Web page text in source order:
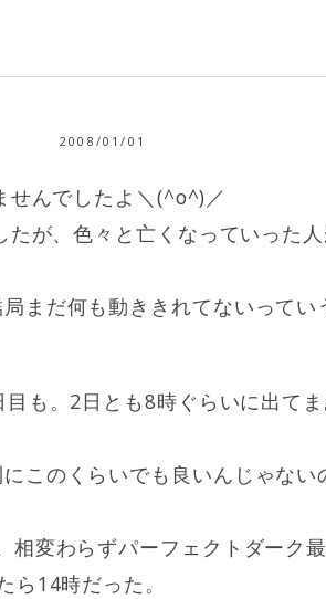
2008/01/01
せんでしたよ＼(^o^)／
が、色々と亡くなっていった
まだ何も動ききれてないってい
も。2日とも8時ぐらいに出て
このくらいでも良いんじゃな
変わらずパーフェクトダーク最
14時だった。